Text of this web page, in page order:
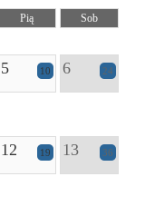
Pią
Sob
5 10 6 24
12 19 13 36